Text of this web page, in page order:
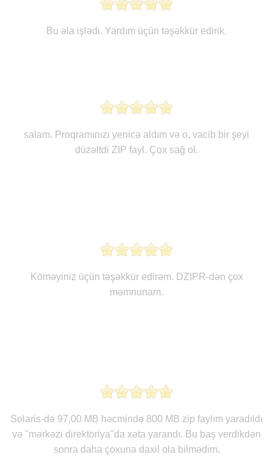
Bu əla işlədi. Yardım üçün təşəkkür edirik.
salam. Proqramınızı yenicə aldım və o, vacib bir şeyi
düzəltdi ZIP fayl. Çox sağ ol.
Köməyiniz üçün təşəkkür edirəm. DZIPR-dən çox
məmnunam.
Solaris-də 97,00 MB həcmində 800 MB zip faylım yaradıldı
və "mərkəzi direktoriya"da xəta yarandı. Bu baş verdikdən
sonra daha çoxuna daxil ola bilmədim.